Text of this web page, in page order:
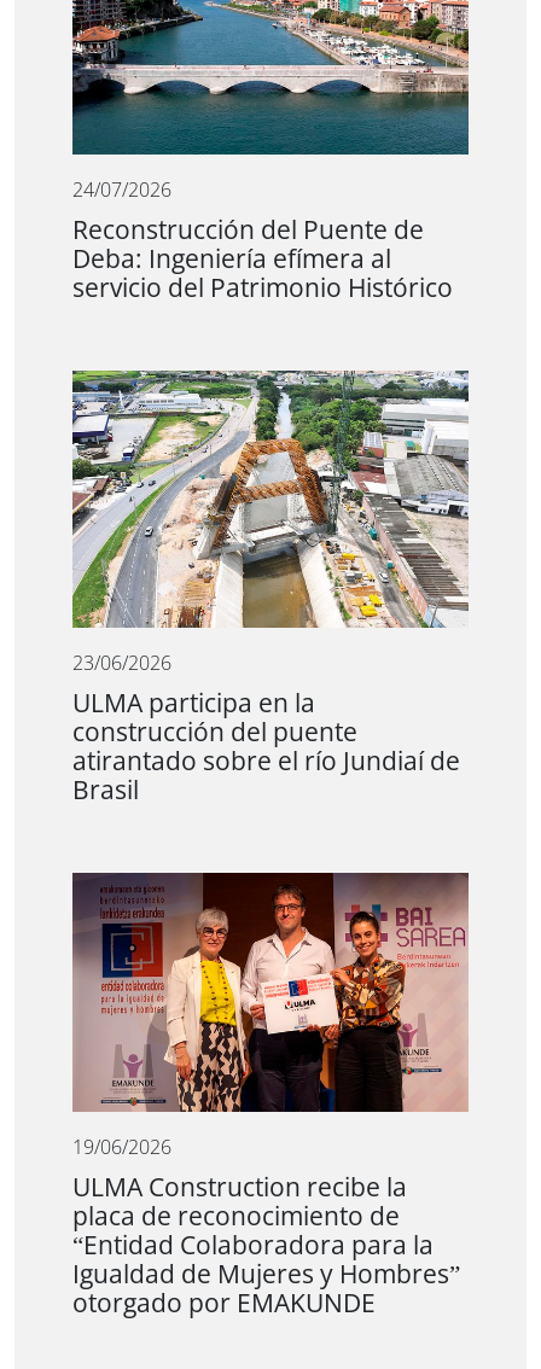
24/07/2026
Reconstrucción del Puente de
Deba: Ingeniería efímera al
servicio del Patrimonio Histórico
23/06/2026
ULMA participa en la
construcción del puente
atirantado sobre el río Jundiaí de
Brasil
19/06/2026
ULMA Construction recibe la
placa de reconocimiento de
“Entidad Colaboradora para la
Igualdad de Mujeres y Hombres”
otorgado por EMAKUNDE